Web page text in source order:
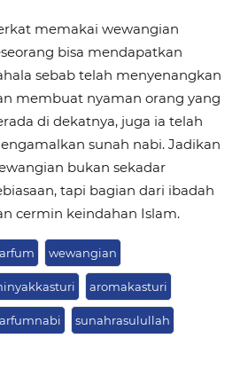
memakai wewangian
bisa mendapatkan
sebab telah menyenangkan
membuat nyaman orang yang
di dekatnya, juga ia telah
sunah nabi. Jadikan
bukan sekadar
tapi bagian dari ibadah
cermin keindahan Islam.
wewangian
aromakasturi
sunahrasulullah